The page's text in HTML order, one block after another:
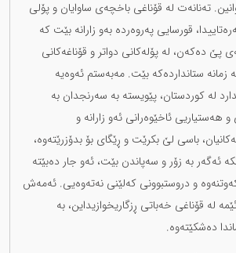
تەنانەت لە قۆناغی باخچەی ساوایان و پۆلی
قورسایی پەروەردە بەو زارانە بێت کە
پێ دەکەن، لە پۆلەکانی دواتر و قۆناغەکانی
زمانە ستانداردەکە بێت. مەبەستم ئەوەیە
لە کوردستان، پێویستە بە سەرنجدان بە
هەستیاریی ئاخێوەرانی ئەو زارانە و
باسی لێ بکرێت و ڕێگای بۆ بدۆزرێتەوە،
ئەگەر بە زۆر و سەپاندن بێت، ئەو جار دەبێتە
و دروستبوونی کەلێنی نەتەوەیی. ئەمەش
لە قۆناغی خەباتی ڕزگاریخوازیداین، بە
دەشکێتەوە.